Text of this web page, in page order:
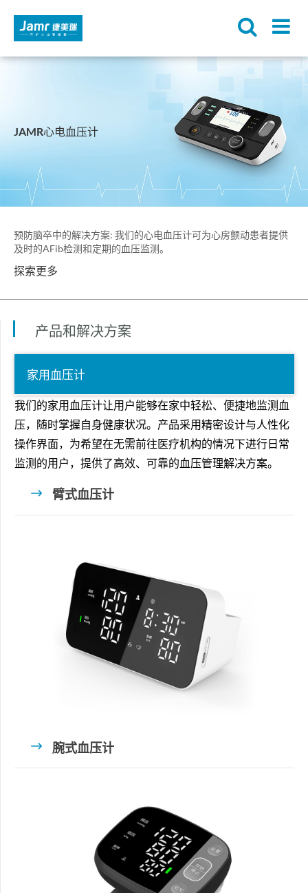
JAMR心电血压计
预防脑卒中的解决方案: 我们的心电血压计可为心房颤动患者提供
及时的AFib检测和定期的血压监测。
探索更多
产品和解决方案
家用血压计
我们的家用血压计让用户能够在家中轻松、便捷地监测血
压，随时掌握自身健康状况。产品采用精密设计与人性化
操作界面，为希望在无需前往医疗机构的情况下进行日常
监测的用户，提供了高效、可靠的血压管理解决方案。
 臂式血压计
 腕式血压计